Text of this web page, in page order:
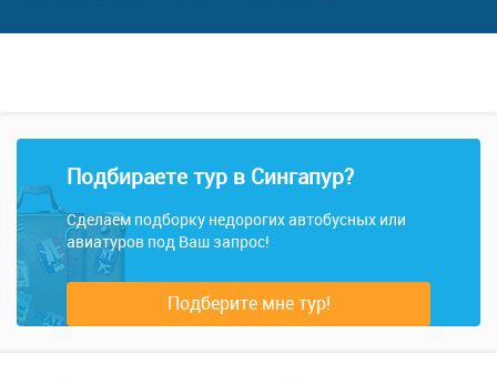
Подбираете тур в Сингапур?
Сделаем подборку недорогих автобусных или
авиатуров под Ваш запрос!
Подберите мне тур!